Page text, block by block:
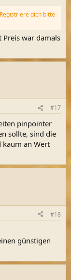
Registriere dich bitte
war damals
#17
pinpointer
sollte, sind die
kaum an Wert
#18
günstigen